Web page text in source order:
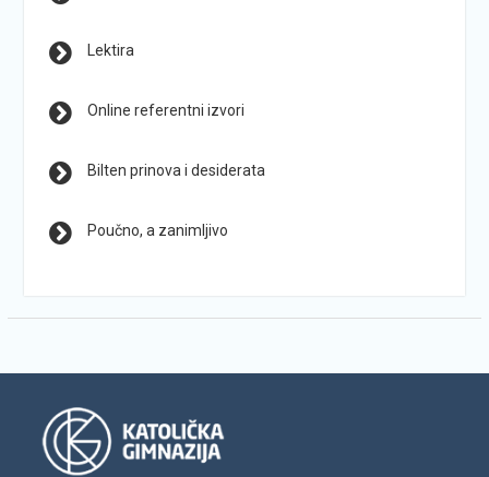
Lektira
Online referentni izvori
Bilten prinova i desiderata
Poučno, a zanimljivo